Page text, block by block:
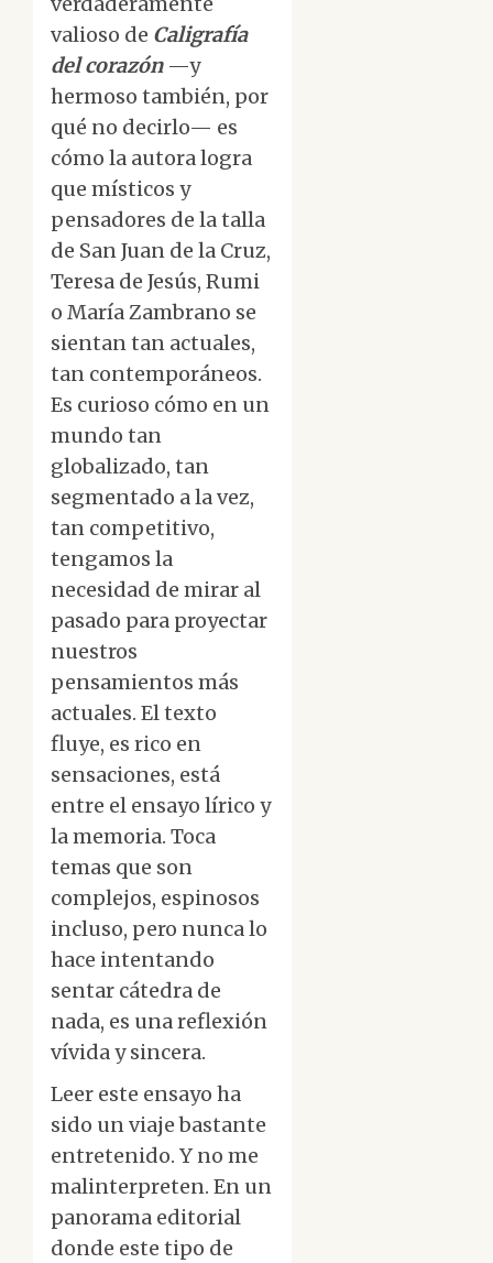
valioso de Caligrafía
del corazón—y
hermoso también, por
qué no decirlo— es
cómo la autora logra
que místicos y
pensadores de la talla
de San Juan de la Cruz,
Teresa de Jesús, Rumi
o María Zambrano se
sientan tan actuales,
tan contemporáneos.
Es curioso cómo en un
mundo tan
globalizado, tan
segmentado a la vez,
tan competitivo,
tengamos la
necesidad de mirar al
pasado para proyectar
nuestros
pensamientos más
actuales. El texto
fluye, es rico en
sensaciones, está
entre el ensayo lírico y
la memoria. Toca
temas que son
complejos, espinosos
incluso, pero nunca lo
hace intentando
sentar cátedra de
nada, es una reflexión
vívida y sincera.
Leer este ensayo ha
sido un viaje bastante
entretenido. Y no me
malinterpreten. En un
panorama editorial
donde este tipo de